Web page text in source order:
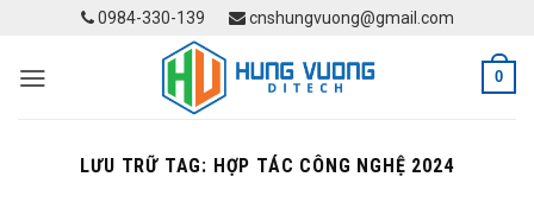
content
0984-330-139 cnshungvuong@gmail.com
0
LƯU TRỮ TAG: HỢP TÁC CÔNG NGHỆ 2024